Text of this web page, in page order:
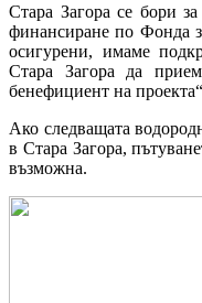
Стара Загора се бори
финансиране по Фонда
осигурени, имаме
Стара Загора да
бенефициент на
Ако следващата
в Стара Загора,
възможна.